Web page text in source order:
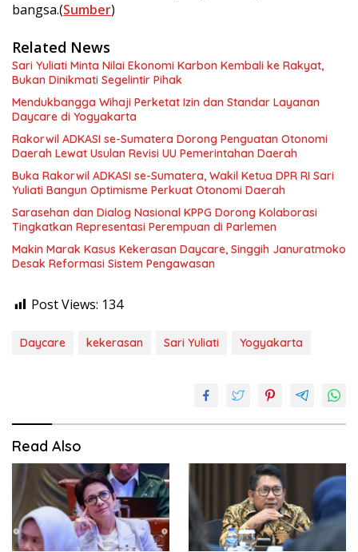
bangsa.(Sumber)
Related News
Sari Yuliati Minta Nilai Ekonomi Karbon Kembali ke Rakyat,
Bukan Dinikmati Segelintir Pihak
Mendukbangga Wihaji Perketat Izin dan Standar Layanan
Daycare di Yogyakarta
Rakorwil ADKASI se-Sumatera Dorong Penguatan Otonomi
Daerah Lewat Usulan Revisi UU Pemerintahan Daerah
Buka Rakorwil ADKASI se-Sumatera, Wakil Ketua DPR RI Sari
Yuliati Bangun Optimisme Perkuat Otonomi Daerah
Sarasehan dan Dialog Nasional KPPG Dorong Kolaborasi
Tingkatkan Representasi Perempuan di Parlemen
Makin Marak Kasus Kekerasan Daycare, Singgih Januratmoko
Desak Reformasi Sistem Pengawasan
Post Views: 134
Daycare kekerasan Sari Yuliati Yogyakarta
Read Also